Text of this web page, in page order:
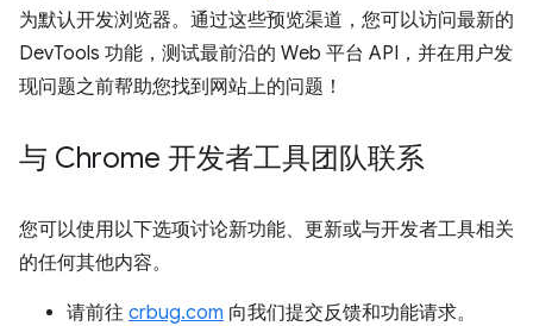
为默认开发浏览器。通过这些预览渠道，您可以访问最新的
DevTools 功能，测试最前沿的 Web 平台 API，并在用户发
现问题之前帮助您找到网站上的问题！
与 Chrome 开发者工具团队联系
您可以使用以下选项讨论新功能、更新或与开发者工具相关
的任何其他内容。
请前往 crbug.com 向我们提交反馈和功能请求。